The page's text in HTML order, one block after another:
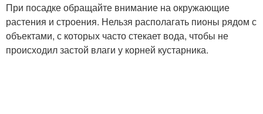
При посадке обращайте внимание на окружающие
растения и строения. Нельзя располагать пионы рядом с
объектами, с которых часто стекает вода, чтобы не
происходил застой влаги у корней кустарника.